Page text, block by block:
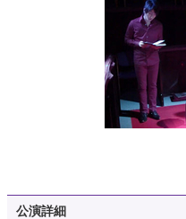
公演詳細